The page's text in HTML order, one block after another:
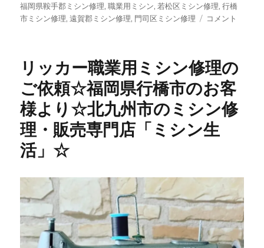
福岡県鞍手郡ミシン修理,職業用ミシン, 若松区ミシン修理,行橋
市ミシン修理,遠賀郡ミシン修理, 門司区ミシン修理
ご
た
だ
い
た
ミ
シ
入
荷！
専
店
だ
コメント
リッカー職業用ミシン修理の
ご依頼☆福岡県行橋市のお客
様より☆北九州市のミシン修
理・販売専門店「ミシン生
活」☆